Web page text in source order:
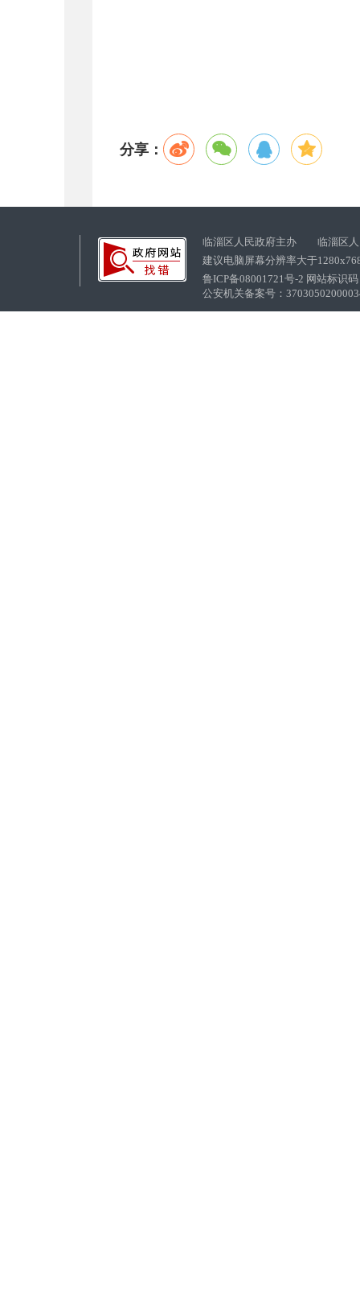
分享：
临淄区人民政府主办 临淄区人
建议电脑屏幕分辨率大于
鲁ICP备08001721号-2 网站标识
公安机关备案号：